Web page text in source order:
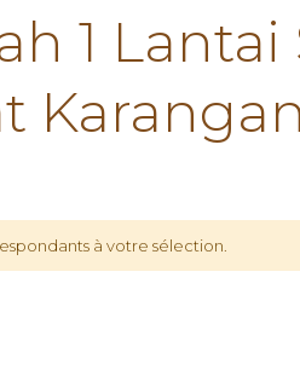
1
à votre sélection.